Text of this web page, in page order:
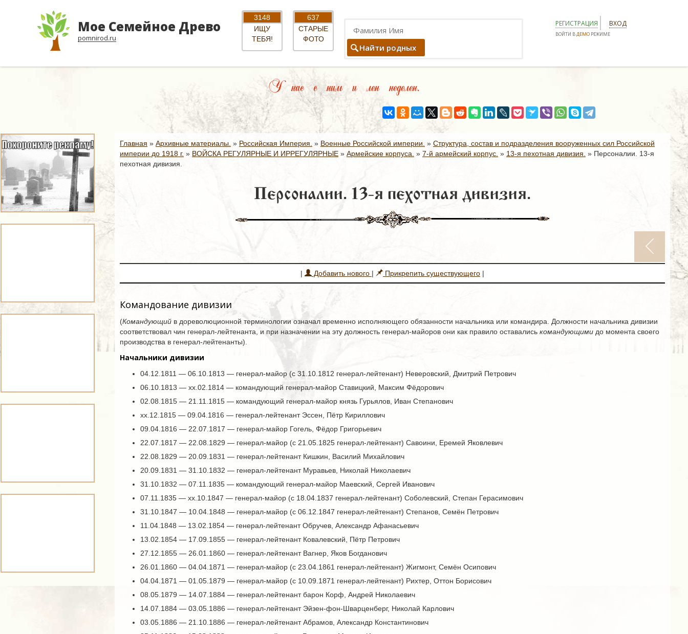
Мое Семейное Древо
pomnirod.ru
3148
ИЩУ
ТЕБЯ!
637
СТАРЫЕ
ФОТО
Найти родных
РЕГИСТРАЦИЯ ВХОД
ВОЙТИ ВДЕМО РЕЖИМЕ
У нас с ним и лен неделен.
Главная » Архивные материалы. » Российская Империя. » Военные Российской империи. » Структура, состав и подразделения вооруженных сил Российской
империи до 1918 г. » ВОЙСКА РЕГУЛЯРНЫЕ И ИРРЕГУЛЯРНЫЕ » Армейские корпуса. » 7-й армейский корпус. » 13-я пехотная дивизия. » Персоналии. 13-я
пехотная дивизия.
Персоналии. 13-я пехотная дивизия.
| Добавить нового | Прикрепить существующего |
Командование дивизии
(Командующий в дореволюционной терминологии означал временно исполняющего обязанности начальника или командира. Должности начальника дивизии
соответствовал чин генерал-лейтенанта, и при назначении на эту должность генерал-майоров они как правило оставались командующими до момента своего
производства в генерал-лейтенанты).
Начальники дивизии
04.12.1811 — 06.10.1813 — генерал-майор (с 31.10.1812 генерал-лейтенант) Неверовский, Дмитрий Петрович
06.10.1813 — хх.02.1814 — командующий генерал-майор Ставицкий, Максим Фёдорович
02.08.1815 — 21.11.1815 — командующий генерал-майор князь Гурьялов, Иван Степанович
хх.12.1815 — 09.04.1816 — генерал-лейтенант Эссен, Пётр Кириллович
09.04.1816 — 22.07.1817 — генерал-майор Гогель, Фёдор Григорьевич
22.07.1817 — 22.08.1829 — генерал-майор (с 21.05.1825 генерал-лейтенант) Савоини, Еремей Яковлевич
22.08.1829 — 20.09.1831 — генерал-лейтенант Кишкин, Василий Михайлович
20.09.1831 — 31.10.1832 — генерал-лейтенант Муравьев, Николай Николаевич
31.10.1832 — 07.11.1835 — командующий генерал-майор Маевский, Сергей Иванович
07.11.1835 — хх.10.1847 — генерал-майор (с 18.04.1837 генерал-лейтенант) Соболевский, Степан Герасимович
31.10.1847 — 10.04.1848 — генерал-майор (с 06.12.1847 генерал-лейтенант) Степанов, Семён Петрович
11.04.1848 — 13.02.1854 — генерал-лейтенант Обручев, Александр Афанасьевич
13.02.1854 — 17.09.1855 — генерал-лейтенант Ковалевский, Пётр Петрович
27.12.1855 — 26.01.1860 — генерал-лейтенант Вагнер, Яков Богданович
26.01.1860 — 04.04.1871 — генерал-майор (с 23.04.1861 генерал-лейтенант) Жигмонт, Семён Осипович
04.04.1871 — 01.05.1879 — генерал-майор (с 10.09.1871 генерал-лейтенант) Рихтер, Оттон Борисович
08.05.1879 — 14.07.1884 — генерал-лейтенант барон Корф, Андрей Николаевич
14.07.1884 — 03.05.1886 — генерал-лейтенант Эйзен-фон-Шварценберг, Николай Карлович
03.05.1886 — 21.10.1886 — генерал-лейтенант Абрамов, Александр Константинович